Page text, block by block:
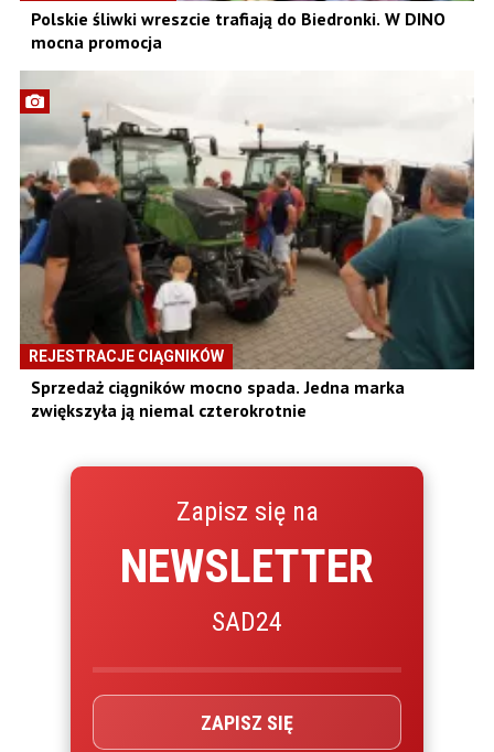
Polskie śliwki wreszcie trafiają do Biedronki. W DINO
mocna promocja
REJESTRACJE CIĄGNIKÓW
Sprzedaż ciągników mocno spada. Jedna marka
zwiększyła ją niemal czterokrotnie
Zapisz się na
NEWSLETTER
SAD24
ZAPISZ SIĘ